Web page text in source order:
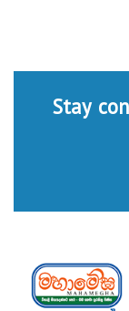
Stay